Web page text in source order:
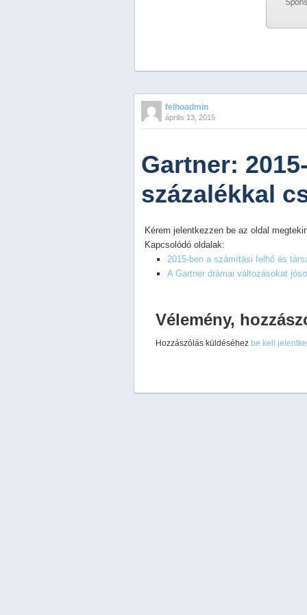
PreviousNextStop
2
5
felhoadmin
április 13, 2015
Gartner:
százalékkal
Kérem jelentkezzen be az oldal
Kapcsolódó oldalak:
2015-ben a számítási felhő és
A Gartner drámai változásokat
Vélemény,
Hozzászólás küldéséhez be kell